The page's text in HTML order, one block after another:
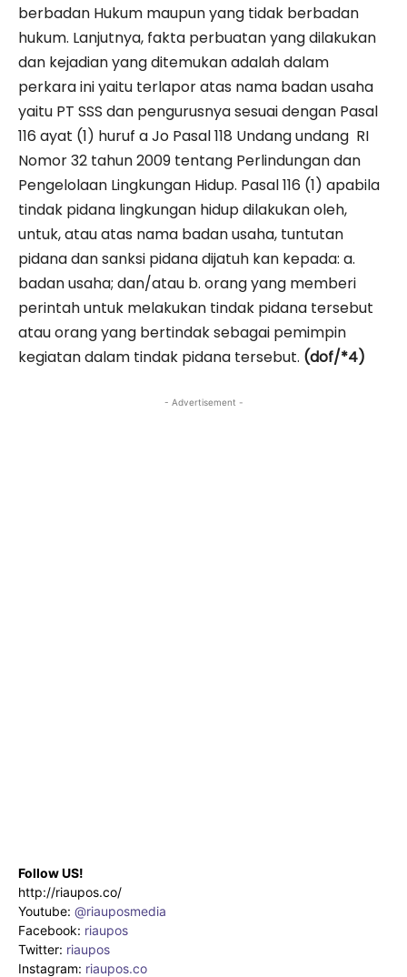
berbadan Hukum maupun yang tidak berbadan
hukum. Lanjutnya, fakta perbuatan yang dilakukan
dan kejadian yang ditemukan adalah dalam
perkara ini yaitu terlapor atas nama badan usaha
yaitu PT SSS dan pengurusnya sesuai dengan Pasal
116 ayat (1) huruf a Jo Pasal 118 Undang undang RI
Nomor 32 tahun 2009 tentang Perlindungan dan
Pengelolaan Lingkungan Hidup. Pasal 116 (1) apabila
tindak pidana lingkungan hidup dilakukan oleh,
untuk, atau atas nama badan usaha, tuntutan
pidana dan sanksi pidana dijatuh kan kepada: a.
badan usaha; dan/atau b. orang yang memberi
perintah untuk melakukan tindak pidana tersebut
atau orang yang bertindak sebagai pemimpin
kegiatan dalam tindak pidana tersebut. (dof/*4)
- Advertisement -
Follow US!
http://riaupos.co/
Youtube: @riauposmedia
Facebook: riaupos
Twitter: riaupos
Instagram: riaupos.co